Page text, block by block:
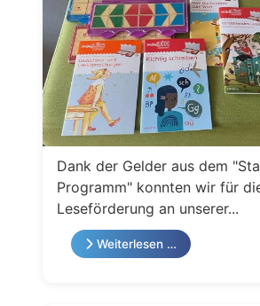
Dank der Gelder aus dem
Programm" konnten wir für
Leseförderung an unserer...
Weiterlesen …